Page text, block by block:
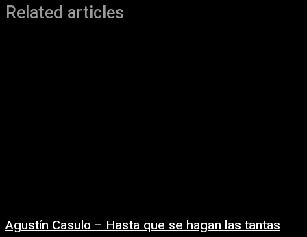
Related articles
Agustín Casulo – Hasta que se hagan las tantas